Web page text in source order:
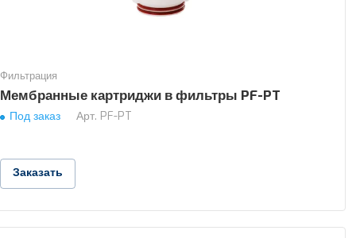
Фильтрация
Мембранные картриджи в фильтры PF-PT
Под заказ Арт. PF-PT
Заказать